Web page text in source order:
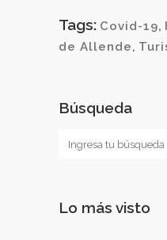
Tags: Covid-19,
de Allende,
Búsqueda
Lo más visto